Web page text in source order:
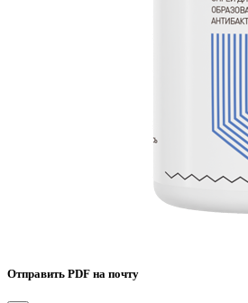
Отправить PDF на почту